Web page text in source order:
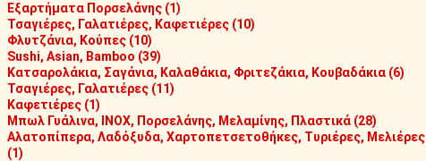
Εξαρτήματα Πορσελάνης (1)
Τσαγιέρες, Γαλατιέρες, Καφετιέρες (10)
Φλυτζάνια, Κούπες (10)
Sushi, Asian, Bamboo (39)
Κατσαρολάκια, Σαγάνια, Καλαθάκια, Φριτεζάκια, Κουβαδάκια (6)
Τσαγιέρες, Γαλατιέρες (11)
Καφετιέρες (1)
Μπωλ Γυάλινα, INOX, Πορσελάνης, Μελαμίνης, Πλαστικά (28)
Αλατοπίπερα, Λαδόξυδα, Χαρτοπετσετοθήκες, Τυριέρες, Μελιέρες
(1)